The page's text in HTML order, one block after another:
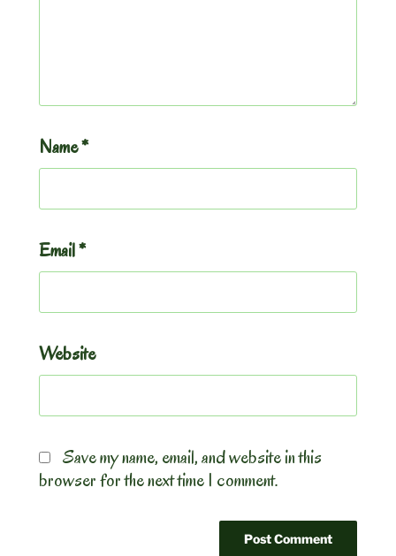
Name*
Email*
Website
Save my name, email, and website in this
browser for the next time I comment.